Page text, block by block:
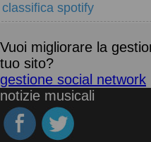
classifica spotify
Vuoi migliorare la
tuo sito?
gestione social network
notizie musicali